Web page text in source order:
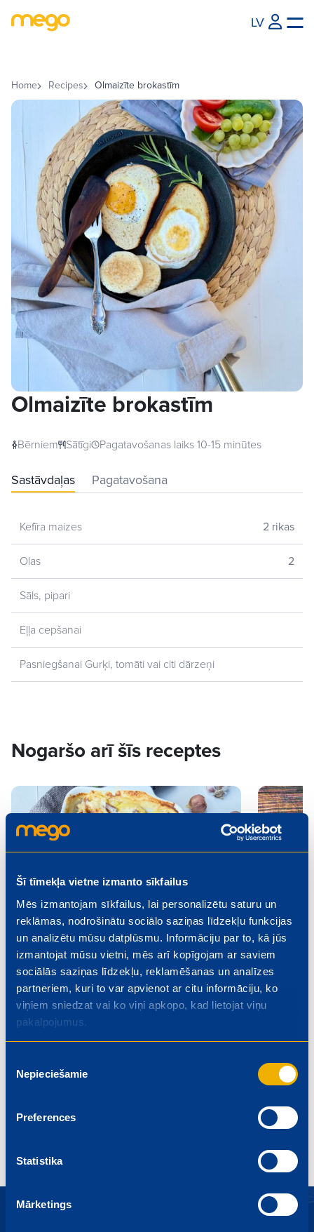
Šī tīmekļa vietne izmanto sīkfailus
Mēs izmantojam sīkfailus, lai personalizētu saturu un
reklāmas, nodrošinātu sociālo saziņas līdzekļu funkcijas
un analizētu mūsu datplūsmu. Informāciju par to, kā jūs
izmantojat mūsu vietni, mēs arī kopīgojam ar saviem
sociālās saziņas līdzekļu, reklamēšanas un analīzes
partneriem, kuri to var apvienot ar citu informāciju, ko
viņiem sniedzat vai ko viņi apkopo, kad lietojat viņu
pakalpojumus.
izvēle
Nepieciešamie
Preferences
Statistika
Mārketings
LV
Home Recipes Olmaizīte brokastīm
Olmaizīte brokastīm
Bērniem Sātīgi Pagatavošanas laiks 10-15 minūtes
Sastāvdaļas Pagatavošana
Kefīra maizes 2 rikas
Olas 2
Sāls, pipari
Eļļa cepšanai
Pasniegšanai Gurķi, tomāti vai citi dārzeņi
Nogaršo arī šīs receptes
Запеканка из картофеля и грибов Klasiskās
Pusdienas
Visas receptes